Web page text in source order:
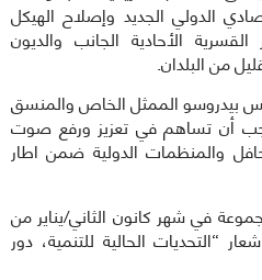
الدولي الجديد وإصلاح الهيكل
الأحادية الجانب والديون
من البلدان.
بيدروسو الممثل الخاص والمنسق
أن تساهم في تعزيز ورفع صوت
في المحافل والمنظمات الدولية ضمن اطار
في شهر كانون الثاني/يناير من
“التحديات الحالية للتنمية، دور